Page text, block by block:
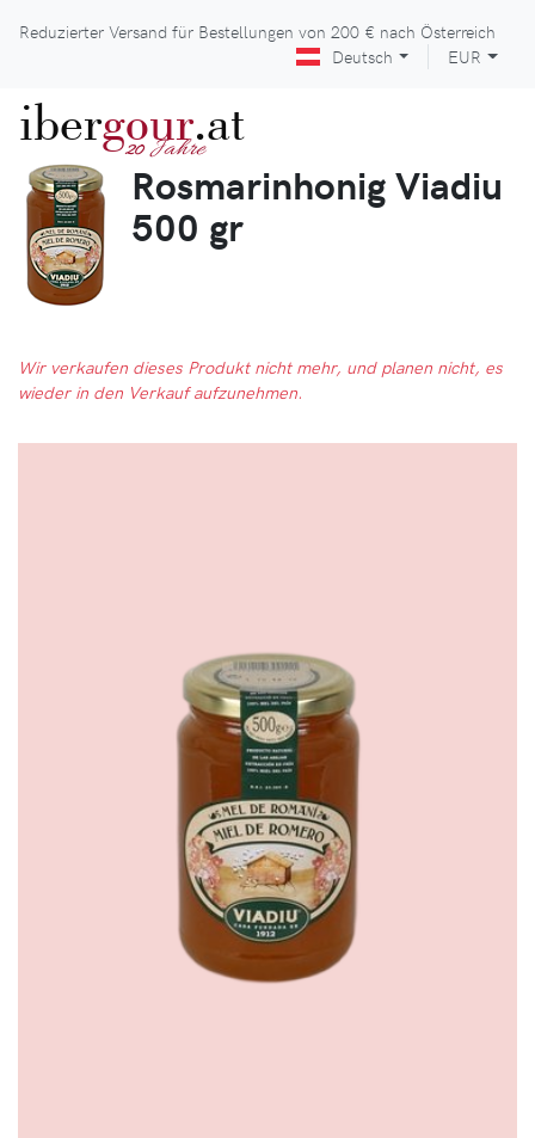
Reduzierter Versand für Bestellungen von 200 € nach Österreich
Deutsch
EUR
ibergour
20 Jahre.at
Rosmarinhonig Viadiu
500 gr
Wir verkaufen dieses Produkt nicht mehr, und planen nicht, es
wieder in den Verkauf aufzunehmen.